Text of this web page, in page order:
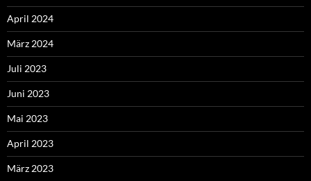
April 2024
März 2024
Juli 2023
Juni 2023
Mai 2023
April 2023
März 2023